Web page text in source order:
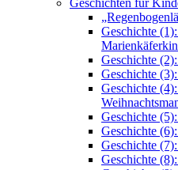
Geschichten für
Geschichte
Geschichte
Geschichte
Geschichte
Geschichte
Geschichte
Geschichte
Geschichte